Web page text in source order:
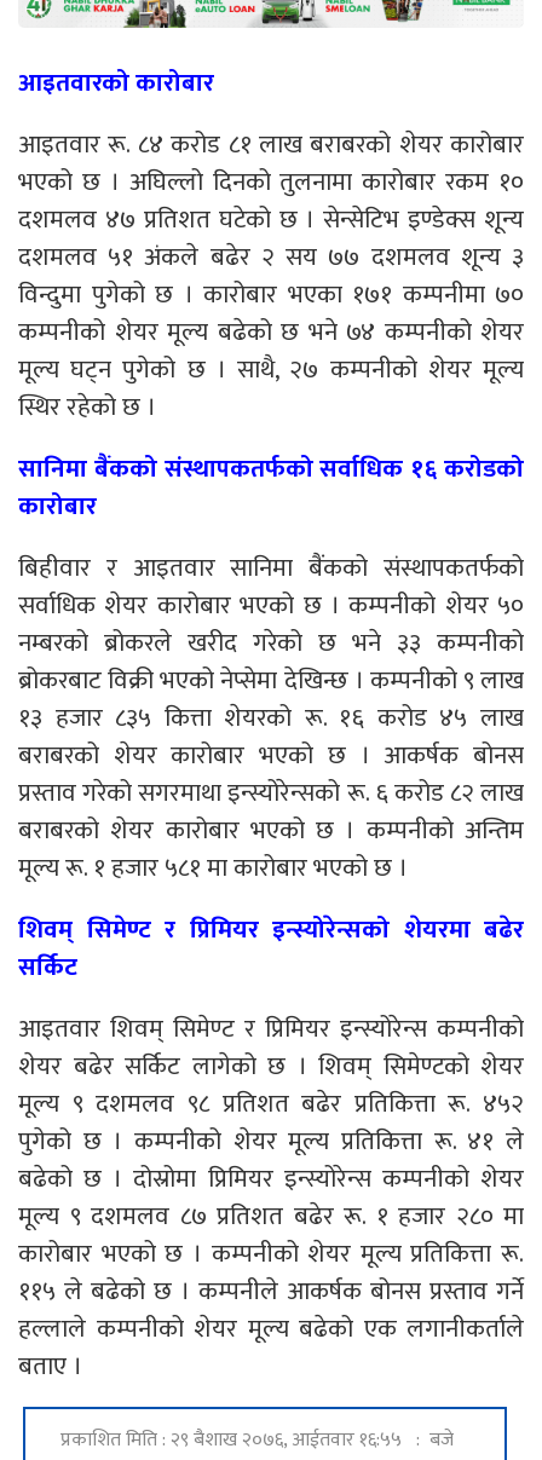
आइतवारको कारोबार
आइतवार रू. ८४ करोड ८१ लाख बराबरको शेयर कारोबार
भएको छ । अघिल्लो दिनको तुलनामा कारोबार रकम १०
दशमलव ४७ प्रतिशत घटेको छ । सेन्सेटिभ इण्डेक्स शून्य
दशमलव ५१ अंकले बढेर २ सय ७७ दशमलव शून्य ३
विन्दुमा पुगेको छ । कारोबार भएका १७१ कम्पनीमा ७०
कम्पनीको शेयर मूल्य बढेको छ भने ७४ कम्पनीको शेयर
मूल्य घट्न पुगेको छ । साथै, २७ कम्पनीको शेयर मूल्य
स्थिर रहेको छ ।
सानिमा बैंकको संस्थापकतर्फको सर्वाधिक १६ करोडको
कारोबार
बिहीवार र आइतवार सानिमा बैंकको संस्थापकतर्फको
सर्वाधिक शेयर कारोबार भएको छ । कम्पनीको शेयर ५०
नम्बरको ब्रोकरले खरीद गरेको छ भने ३३ कम्पनीको
ब्रोकरबाट विक्री भएको नेप्सेमा देखिन्छ । कम्पनीको ९ लाख
१३ हजार ८३५ कित्ता शेयरको रू. १६ करोड ४५ लाख
बराबरको शेयर कारोबार भएको छ । आकर्षक बोनस
प्रस्ताव गरेको सगरमाथा इन्स्योरेन्सको रू. ६ करोड ८२ लाख
बराबरको शेयर कारोबार भएको छ । कम्पनीको अन्तिम
मूल्य रू. १ हजार ५८१ मा कारोबार भएको छ ।
शिवम् सिमेण्ट र प्रिमियर इन्स्योरेन्सको शेयरमा बढेर
सर्किट
आइतवार शिवम् सिमेण्ट र प्रिमियर इन्स्योरेन्स कम्पनीको
शेयर बढेर सर्किट लागेको छ । शिवम् सिमेण्टको शेयर
मूल्य ९ दशमलव ९८ प्रतिशत बढेर प्रतिकित्ता रू. ४५२
पुगेको छ । कम्पनीको शेयर मूल्य प्रतिकित्ता रू. ४१ ले
बढेको छ । दोस्रोमा प्रिमियर इन्स्योरेन्स कम्पनीको शेयर
मूल्य ९ दशमलव ८७ प्रतिशत बढेर रू. १ हजार २८० मा
कारोबार भएको छ । कम्पनीको शेयर मूल्य प्रतिकित्ता रू.
११५ ले बढेको छ । कम्पनीले आकर्षक बोनस प्रस्ताव गर्ने
हल्लाले कम्पनीको शेयर मूल्य बढेको एक लगानीकर्ताले
बताए ।
प्रकाशित मिति : २९ बैशाख २०७६, आईतवार १६:५५ : बजे